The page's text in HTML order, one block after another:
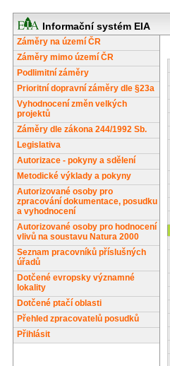
Informační systém EIA
Záměry na území ČR
Záměry mimo území ČR
Podlimitní záměry
Prioritní dopravní záměry dle §23a
Vyhodnocení změn velkých
projektů
Záměry dle zákona 244/1992 Sb.
Legislativa
Autorizace - pokyny a sdělení
Metodické výklady a pokyny
Autorizované osoby pro
zpracování dokumentace, posudku
a vyhodnocení
Autorizované osoby pro hodnocení
vlivů na soustavu Natura 2000
Seznam pracovníků příslušných
úřadů
Dotčené evropsky významné
lokality
Dotčené ptačí oblasti
Přehled zpracovatelů posudků
Přihlásit